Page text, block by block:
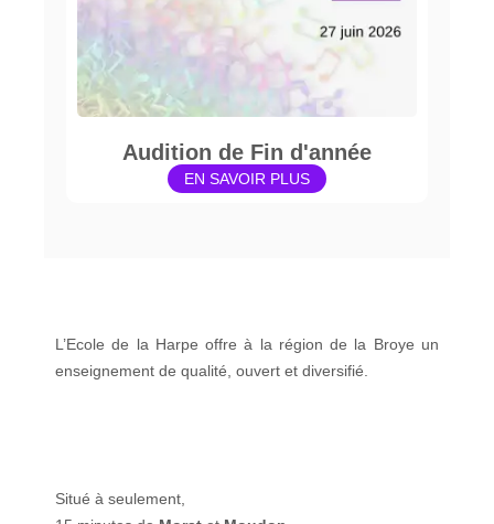
Audition de Fin d'année
EN SAVOIR PLUS
L’Ecole de la Harpe offre à la région de la Broye un
enseignement de qualité, ouvert et diversifié.
Situé à seulement,